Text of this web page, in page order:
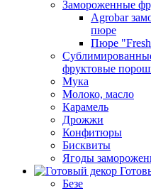
Замороженные
Agrobar
пюре
Пюре
фруктовые
Мука
Молоко, масло
Карамель
Дрожжи
Конфитюры
Бисквиты
Ягоды
Безе